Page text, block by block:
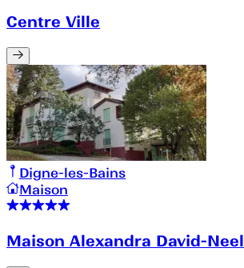
Centre Ville
Digne-les-Bains
Maison
Maison Alexandra David-Neel